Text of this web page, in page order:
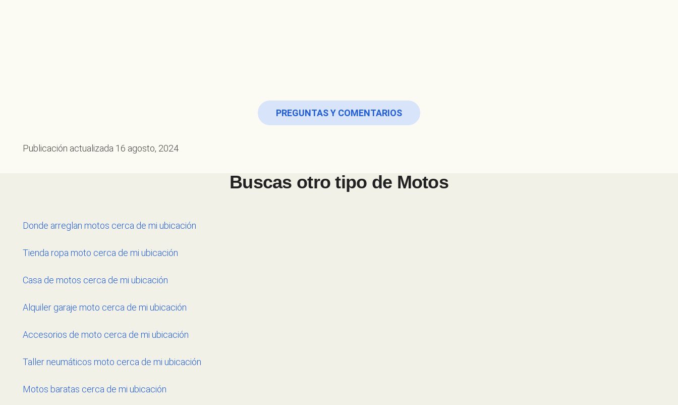
PREGUNTAS Y COMENTARIOS
Publicación actualizada 16 agosto, 2024
Buscas otro tipo de Motos
Donde arreglan motos cerca de mi ubicación
Tienda ropa moto cerca de mi ubicación
Casa de motos cerca de mi ubicación
Alquiler garaje moto cerca de mi ubicación
Accesorios de moto cerca de mi ubicación
Taller neumáticos moto cerca de mi ubicación
Motos baratas cerca de mi ubicación